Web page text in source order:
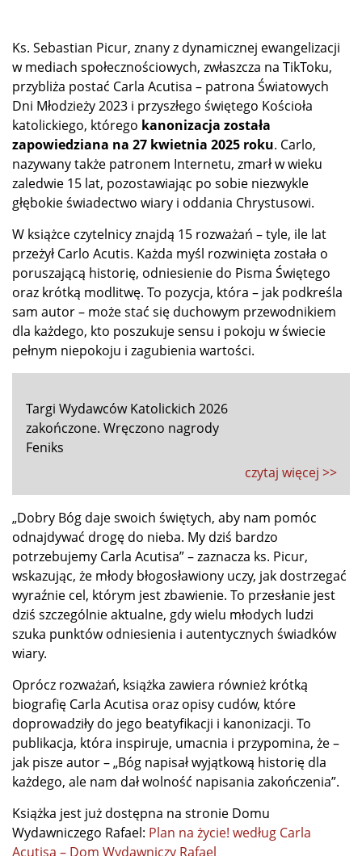
Ks. Sebastian Picur, znany z dynamicznej ewangelizacji
w mediach społecznościowych, zwłaszcza na TikToku,
przybliża postać Carla Acutisa – patrona Światowych
Dni Młodzieży 2023 i przyszłego świętego Kościoła
katolickiego, którego kanonizacja została
zapowiedziana na 27 kwietnia 2025 roku. Carlo,
nazywany także patronem Internetu, zmarł w wieku
zaledwie 15 lat, pozostawiając po sobie niezwykle
głębokie świadectwo wiary i oddania Chrystusowi.
W książce czytelnicy znajdą 15 rozważań – tyle, ile lat
przeżył Carlo Acutis. Każda myśl rozwinięta została o
poruszającą historię, odniesienie do Pisma Świętego
oraz krótką modlitwę. To pozycja, która – jak podkreśla
sam autor – może stać się duchowym przewodnikiem
dla każdego, kto poszukuje sensu i pokoju w świecie
pełnym niepokoju i zagubienia wartości.
Targi Wydawców Katolickich 2026
zakończone. Wręczono nagrody
Feniks
czytaj więcej >>
„Dobry Bóg daje swoich świętych, aby nam pomóc
odnajdywać drogę do nieba. My dziś bardzo
potrzebujemy Carla Acutisa” – zaznacza ks. Picur,
wskazując, że młody błogosławiony uczy, jak dostrzegać
wyraźnie cel, którym jest zbawienie. To przesłanie jest
dziś szczególnie aktualne, gdy wielu młodych ludzi
szuka punktów odniesienia i autentycznych świadków
wiary.
Oprócz rozważań, książka zawiera również krótką
biografię Carla Acutisa oraz opisy cudów, które
doprowadziły do jego beatyfikacji i kanonizacji. To
publikacja, która inspiruje, umacnia i przypomina, że –
jak pisze autor – „Bóg napisał wyjątkową historię dla
każdego, ale nam dał wolność napisania zakończenia”.
Książka jest już dostępna na stronie Domu
Wydawniczego Rafael: Plan na życie! według Carla
Acutisa – Dom Wydawniczy Rafael